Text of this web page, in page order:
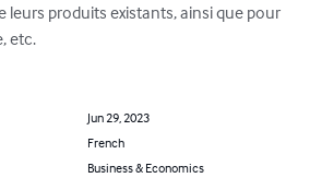
leurs produits existants, ainsi que pour
etc.
Jun 29, 2023
French
Business & Economics